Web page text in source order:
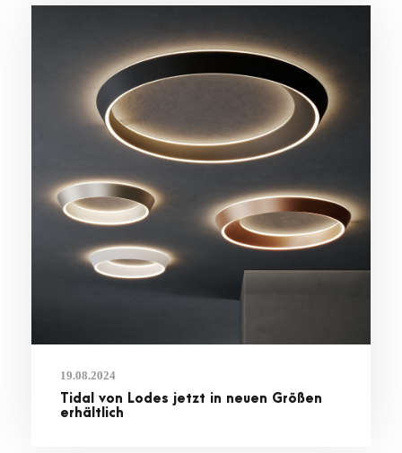
19.08.2024
Tidal von Lodes jetzt in neuen Größen
erhältlich